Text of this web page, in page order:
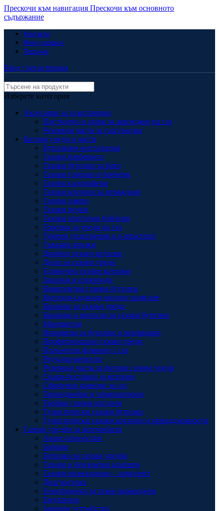
Прескочи към навигация Прескочи към основното
съдържание
Контакти
Моят профил
Поръчки
Вход / регистрация
Изберете категория
Аксесоари за газостанции
Пистолети и глави за зареждане на газ
Резервни части за газстанции
Битови уреди и части
Бутилкови инсталации
Газови барбекюта
Газови бутилки за бита
Газови горелки и бренери
Газови калорифери
Газови котлони за вграждане
Газови лампи
Газови печки
Газови проточни бойлери
Горелки за уреди на газ
Гумени уплътнения и о-пръстени
Гъвкави връзки
Двойни газови котлони
Дюзи за газови уреди
Единични газови котлони
Запалки и електроди
Композитни газови бутилки
Котлони-саджаци високо налягане
Кранове за газови уреди
Кранове и вентили за газови бутилки
Манометри
Нивомери за бутилки и резервоари
Професионални газови уреди
Пълнители,флакони с газ
Редуцир-вентили
Резервни части за битови газови уреди
Скари-поставки за котлони
Сферични кранове за газ
Термодвойки и термопатрони
Тройни газови котлони
Туристически газови бутилки
Туристически газови котлони и принадлежности
Газови уредби за автомобили
Аванс-процесори
Бобини
Бутилки за газова уредба
Газови и бензинови клапани
Газови инжекциони – комплект
Диагностика
Електроники за газов инжекцион
Емулатори
Зарядни устройства